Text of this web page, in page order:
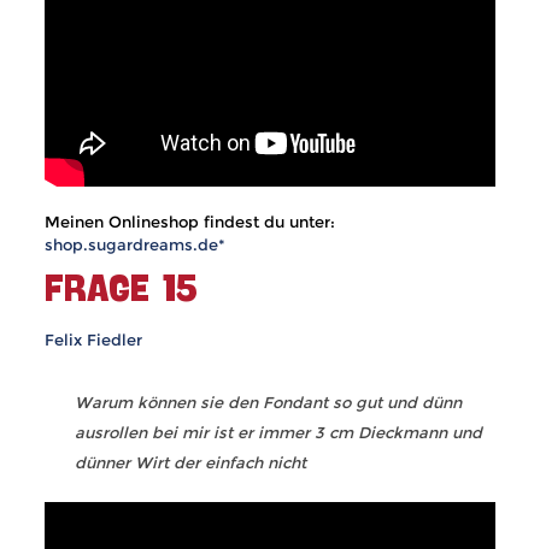
Meinen Onlineshop findest du unter:
shop.sugardreams.de*
FRAGE 15
Felix Fiedler
Warum können sie den Fondant so gut und dünn
ausrollen bei mir ist er immer 3 cm Dieckmann und
dünner Wirt der einfach nicht